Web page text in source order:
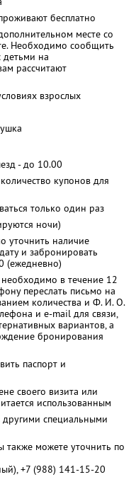
бесплатно
месте со
Необходимо сообщить
на
рассчитают
взрослых
- до 10.00
купонов для
только один раз
ночи)
уточнить наличие
и забронировать
(ежедневно)
в течение 12
переслать письмо на
количества и Ф. И. О.
и e-mail для связи,
вариантов, а
бронирования
паспорт и
своего визита или
использованным
специальными
можете уточнить по
+7 (988) 141-15-20